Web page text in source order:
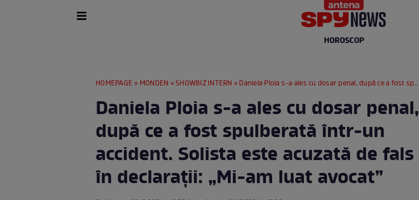
HOROSCOP
HOMEPAGE » MONDEN »SHOWBIZ INTERN » Daniela Ploia s-a ales cu dosar penal, după ce a fost spulberată într-un accident. Solista este acuzată de fals în declarații: „Mi-am luat avocat”
Daniela Ploia s-a ales cu dosar penal,
după ce a fost spulberată într-un
accident. Solista este acuzată de fals
în declarații: „Mi-am luat avocat”